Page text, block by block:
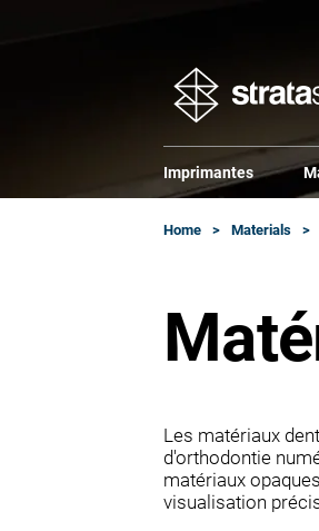
Imprimantes
Home Materials
Les matériaux
d'orthodontie
matériaux
visualisation